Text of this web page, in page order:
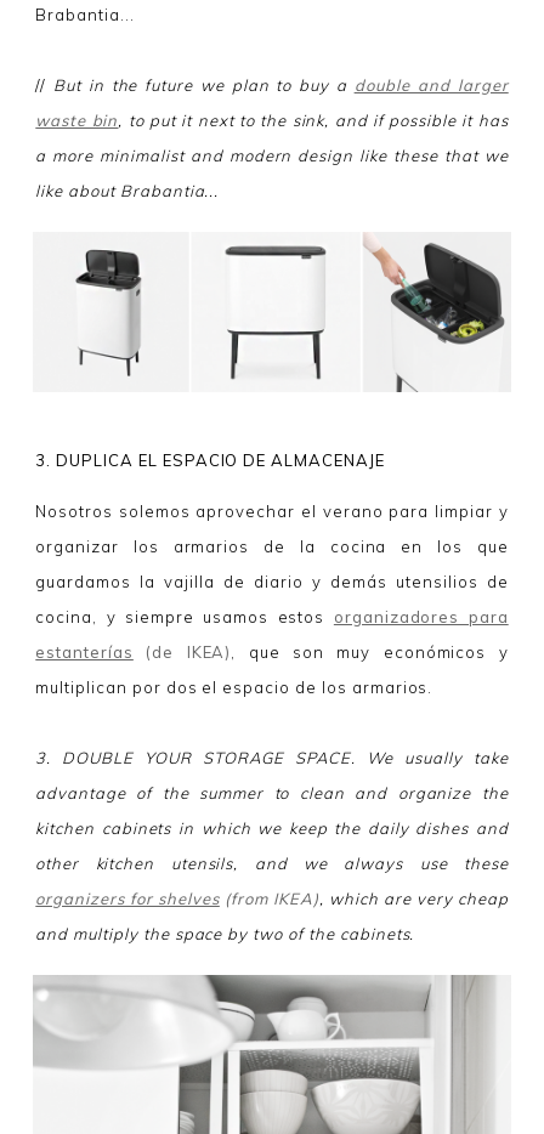
Brabantia...
// But in the future we plan to buy a double and larger
waste bin, to put it next to the sink, and if possible it has
a more minimalist and modern design like these that we
like about Brabantia...
3. DUPLICA EL ESPACIO DE ALMACENAJE
Nosotros solemos aprovechar el verano para limpiar y
organizar los armarios de la cocina en los que
guardamos la vajilla de diario y demás utensilios de
cocina, y siempre usamos estos organizadores para
estanterías
(de IKEA)
, que son muy económicos y
multiplican por dos el espacio de los armarios.
3. DOUBLE YOUR STORAGE SPACE. We usually take
advantage of the summer to clean and organize the
kitchen cabinets in which we keep the daily dishes and
other kitchen utensils, and we always use these
organizers for shelves(from IKEA), which are very cheap
and multiply the space by two of the cabinets.